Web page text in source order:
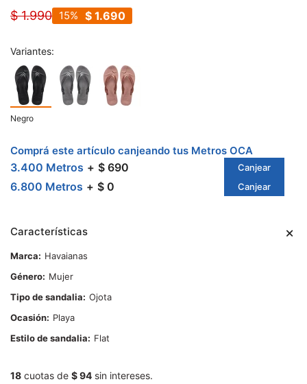
$ 1.990 $ 1.690
15
Variantes:
Negro
Comprá este artículo canjeando tus Metros OCA
3.400 Metros $ 690 Canjear
6.800 Metros $ 0 Canjear
Características
Marca
Havaianas
Género
Mujer
Tipo de sandalia
Ojota
Ocasión
Playa
Estilo de sandalia
Flat
18 cuotas de $ 94 sin intereses.